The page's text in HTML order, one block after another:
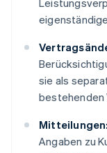
sie als
bestehenden
Mitteilungen:
Angaben zu